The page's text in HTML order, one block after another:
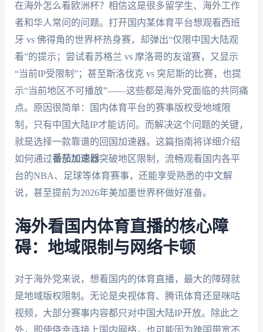
在海外怎么看欧洲杯？相信这是很多留学生、海外工作
者和华人常问的问题。打开国内某体育平台想观看西班
牙 vs 佛得角的世界杯热身赛，却弹出“仅限中国大陆观
看”的提示；尝试看苏格兰 vs 摩洛哥的友谊赛，又显示
“当前IP受限制”；甚至斯洛伐克 vs 突尼斯的比赛，也提
示“当前地区不可播放”——这些都是海外党面临的共同痛
点。原因很简单：国内体育平台的赛事版权受地域限
制，只有中国大陆IP才能访问。而解决这个问题的关键，
就是选择一款靠谱的回国加速器。这篇指南将详细介绍
如何通过番茄加速器突破地区限制，流畅观看国内各平
台的NBA、足球等体育赛事，还能享受熟悉的中文解
说，甚至提前为2026年美加墨世界杯做好准备。
海外看国内体育直播的核心障
碍：地域限制与网络卡顿
对于海外党来说，想看国内的体育直播，最大的障碍就
是地域版权限制。无论是央视体育、腾讯体育还是咪咕
视频，大部分赛事内容都只对中国大陆IP开放。除此之
外，即使侥幸连接上国内网络，也可能因为跨国带宽不